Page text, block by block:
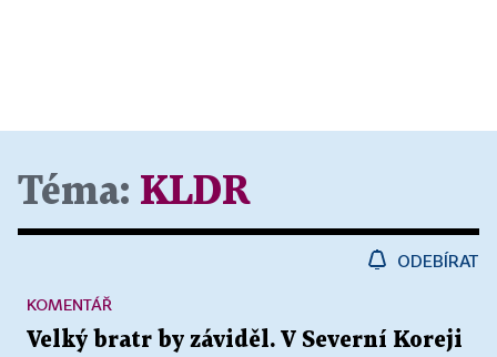
Téma: KLDR
ODEBÍRAT
Velký bratr by záviděl. V Severní Koreji
KOMENTÁŘ